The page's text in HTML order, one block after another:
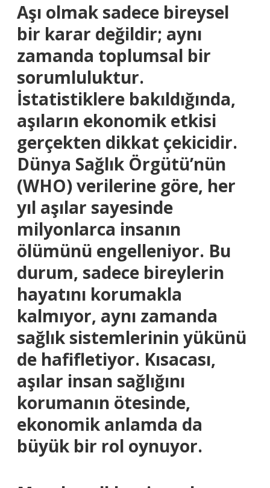
Aşı olmak sadece bireysel
bir karar değildir; aynı
zamanda toplumsal bir
sorumluluktur.
İstatistiklere bakıldığında,
aşıların ekonomik etkisi
gerçekten dikkat çekicidir.
Dünya Sağlık Örgütü’nün
(WHO) verilerine göre, her
yıl aşılar sayesinde
milyonlarca insanın
ölümünü engelleniyor. Bu
durum, sadece bireylerin
hayatını korumakla
kalmıyor, aynı zamanda
sağlık sistemlerinin yükünü
de hafifletiyor. Kısacası,
aşılar insan sağlığını
korumanın ötesinde,
ekonomik anlamda da
büyük bir rol oynuyor.